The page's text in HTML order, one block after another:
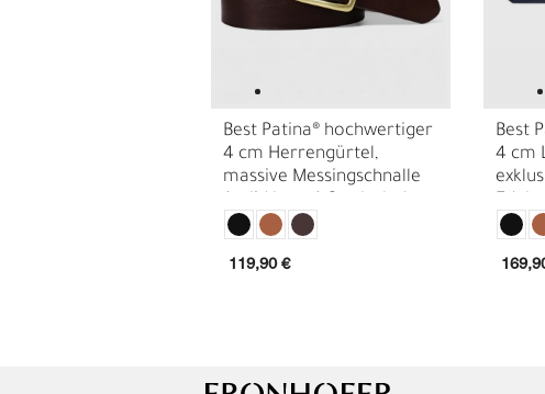
Best Patina® hochwertiger
4 cm Herrengürtel,
massive Messingschnalle
18441
119,90 €
Best
4 cm